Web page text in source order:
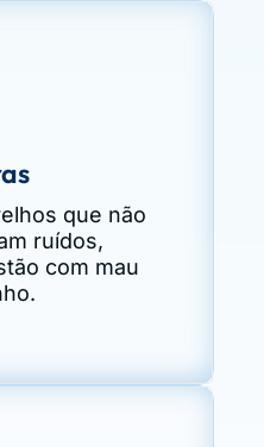
que não
ruídos,
com mau